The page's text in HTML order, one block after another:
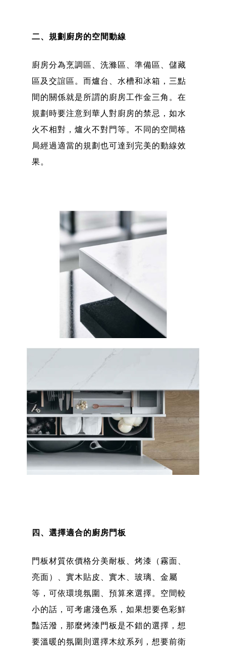
二、規劃廚房的空間動線
廚房分為烹調區、洗滌區、準備區、儲藏
區及交誼區。而爐台、水槽和冰箱，三點
間的關係就是所謂的廚房工作金三角。在
規劃時要注意到華人對廚房的禁忌，如水
火不相對，爐火不對門等。不同的空間格
局經過適當的規劃也可達到完美的動線效
果。
四、選擇適合的廚房門板
門板材質依價格分美耐板、烤漆（霧面、
亮面）、實木貼皮、實木、玻璃、金屬
等，可依環境氛圍、預算來選擇。空間較
小的話，可考慮淺色系，如果想要色彩鮮
豔活潑，那麼烤漆門板是不錯的選擇，想
要溫暖的氛圍則選擇木紋系列，想要前衛